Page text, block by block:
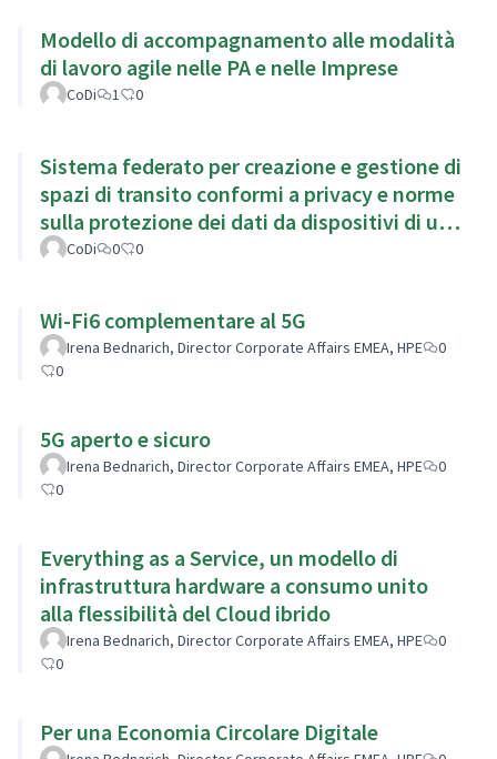
Modello di accompagnamento alle modalità
di lavoro agile nelle PA e nelle Imprese
CoDi 1 0
Sistema federato per creazione e gestione di
spazi di transito conformi a privacy e norme
sulla protezione dei dati da dispositivi di uso
personale
CoDi 0 0
Wi-Fi6 complementare al 5G
Irena Bednarich, Director Corporate Affairs EMEA, HPE
0
0
5G aperto e sicuro
Irena Bednarich, Director Corporate Affairs EMEA, HPE
0
0
Everything as a Service, un modello di
infrastruttura hardware a consumo unito
alla flessibilità del Cloud ibrido
Irena Bednarich, Director Corporate Affairs EMEA, HPE
0
0
Per una Economia Circolare Digitale